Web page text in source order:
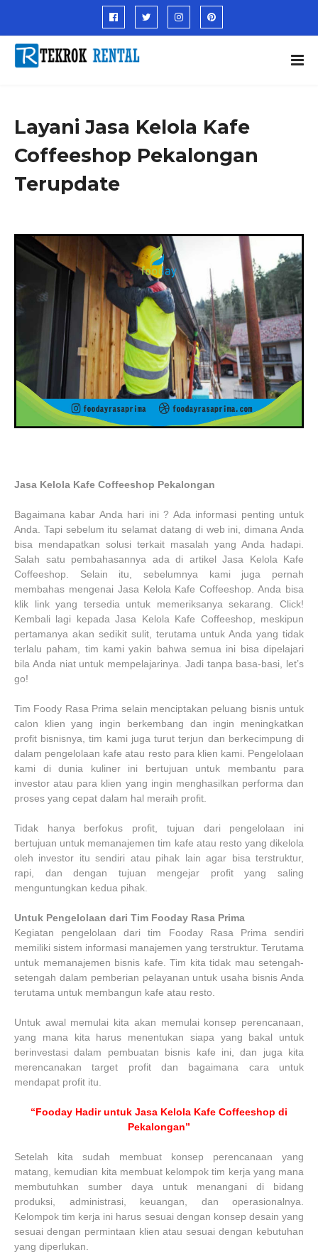
Layani Jasa Kelola Kafe
Coffeeshop Pekalongan
Terupdate
Jasa Kelola Kafe Coffeeshop Pekalongan
Bagaimana kabar Anda hari ini ? Ada informasi penting untuk
Anda. Tapi sebelum itu selamat datang di web ini, dimana Anda
bisa mendapatkan solusi terkait masalah yang Anda hadapi.
Salah satu pembahasannya ada di artikel Jasa Kelola Kafe
Coffeeshop. Selain itu, sebelumnya kami juga pernah
membahas mengenai Jasa Kelola Kafe Coffeeshop. Anda bisa
klik link yang tersedia untuk memeriksanya sekarang. Click!
Kembali lagi kepada Jasa Kelola Kafe Coffeeshop, meskipun
pertamanya akan sedikit sulit, terutama untuk Anda yang tidak
terlalu paham, tim kami yakin bahwa semua ini bisa dipelajari
bila Anda niat untuk mempelajarinya. Jadi tanpa basa-basi, let’s
go!
Tim Foody Rasa Prima selain menciptakan peluang bisnis untuk
calon klien yang ingin berkembang dan ingin meningkatkan
profit bisnisnya, tim kami juga turut terjun dan berkecimpung di
dalam pengelolaan kafe atau resto para klien kami. Pengelolaan
kami di dunia kuliner ini bertujuan untuk membantu para
investor atau para klien yang ingin menghasilkan performa dan
proses yang cepat dalam hal meraih profit.
Tidak hanya berfokus profit, tujuan dari pengelolaan ini
bertujuan untuk memanajemen tim kafe atau resto yang dikelola
oleh investor itu sendiri atau pihak lain agar bisa terstruktur,
rapi, dan dengan tujuan mengejar profit yang saling
menguntungkan kedua pihak.
Untuk Pengelolaan dari Tim Fooday Rasa Prima
Kegiatan pengelolaan dari tim Fooday Rasa Prima sendiri
memiliki sistem informasi manajemen yang terstruktur. Terutama
untuk memanajemen bisnis kafe. Tim kita tidak mau setengah-
setengah dalam pemberian pelayanan untuk usaha bisnis Anda
terutama untuk membangun kafe atau resto.
Untuk awal memulai kita akan memulai konsep perencanaan,
yang mana kita harus menentukan siapa yang bakal untuk
berinvestasi dalam pembuatan bisnis kafe ini, dan juga kita
merencanakan target profit dan bagaimana cara untuk
mendapat profit itu.
“Fooday Hadir untuk Jasa Kelola Kafe Coffeeshop di
Pekalongan”
Setelah kita sudah membuat konsep perencanaan yang
matang, kemudian kita membuat kelompok tim kerja yang mana
membutuhkan sumber daya untuk menangani di bidang
produksi, administrasi, keuangan, dan operasionalnya.
Kelompok tim kerja ini harus sesuai dengan konsep desain yang
sesuai dengan permintaan klien atau sesuai dengan kebutuhan
yang diperlukan.